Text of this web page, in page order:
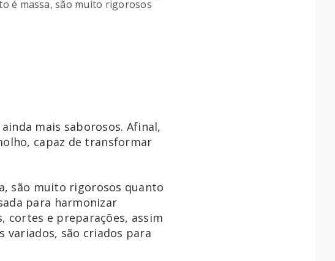
é massa, são muito rigorosos
mais saborosos. Afinal,
capaz de transformar
são muito rigorosos quanto
para harmonizar
cortes e preparações, assim
variados, são criados para